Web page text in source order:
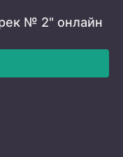
№ 2" онлайн